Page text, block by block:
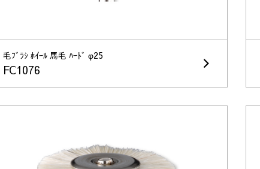
毛ﾌﾞﾗｼ ﾎｲｰﾙ 馬毛 ﾊｰﾄﾞ φ25
FC1076